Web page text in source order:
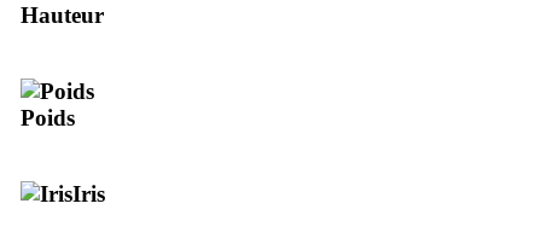
Hauteur
Poids
Iris